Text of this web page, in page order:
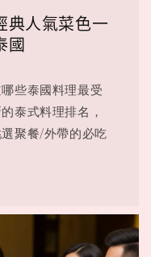
典人氣菜色一
國
些泰國料理最受
泰式料理排名，
聚餐/外帶的必吃